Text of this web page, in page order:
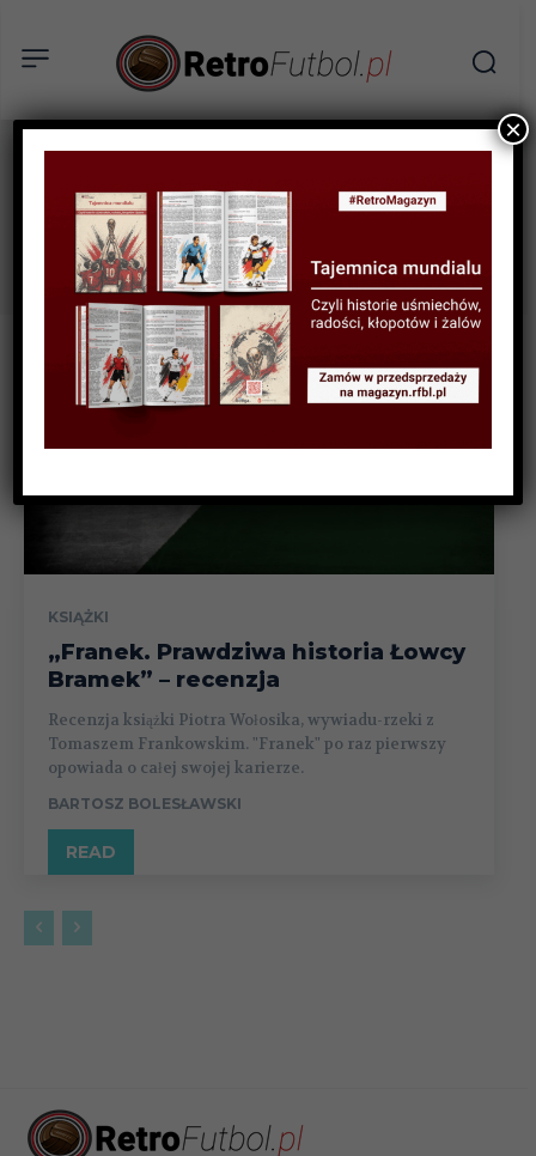
Tag: Piotr Wołosik
KSIĄŻKI
„Franek. Prawdziwa historia Łowcy
Bramek” – recenzja
Recenzja książki Piotra Wołosika, wywiadu-rzeki z
Tomaszem Frankowskim. "Franek" po raz pierwszy
opowiada o całej swojej karierze.
BARTOSZ BOLESŁAWSKI
READ
×